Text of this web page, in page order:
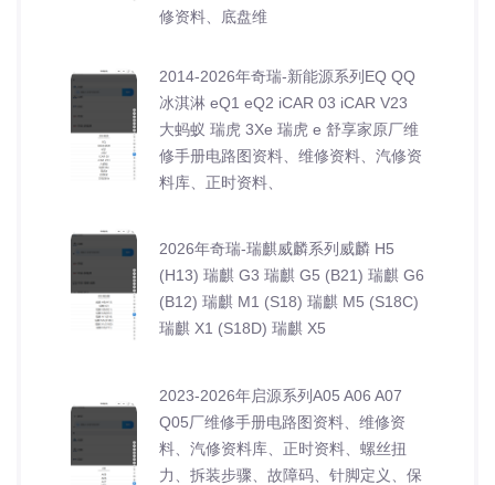
修资料、底盘维
2014-2026年奇瑞-新能源系列EQ QQ
冰淇淋 eQ1 eQ2 iCAR 03 iCAR V23
大蚂蚁 瑞虎 3Xe 瑞虎 e 舒享家原厂维
修手册电路图资料、维修资料、汽修资
料库、正时资料、
2026年奇瑞-瑞麒威麟系列威麟 H5
(H13) 瑞麒 G3 瑞麒 G5 (B21) 瑞麒 G6
(B12) 瑞麒 M1 (S18) 瑞麒 M5 (S18C)
瑞麒 X1 (S18D) 瑞麒 X5
2023-2026年启源系列A05 A06 A07
Q05厂维修手册电路图资料、维修资
料、汽修资料库、正时资料、螺丝扭
力、拆装步骤、故障码、针脚定义、保